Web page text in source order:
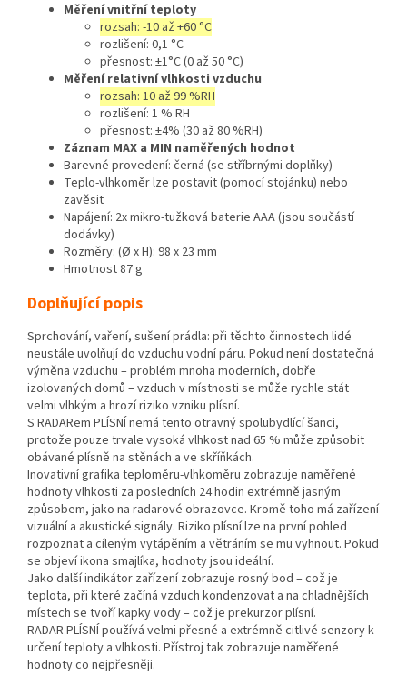
Měření vnitřní teploty
rozsah: -10 až +60 °C
rozlišení: 0,1 °C
přesnost: ±1°C (0 až 50 °C)
Měření relativní vlhkosti vzduchu
rozsah: 10 až 99 %RH
rozlišení: 1 % RH
přesnost: ±4% (30 až 80 %RH)
Záznam MAX a MIN naměřených hodnot
Barevné provedení: černá (se stříbrnými doplňky)
Teplo-vlhkoměr lze postavit (pomocí stojánku) nebo
zavěsit
Napájení: 2x mikro-tužková baterie AAA (jsou součástí
dodávky)
Rozměry: (Ø x H): 98 x 23 mm
Hmotnost 87 g
Doplňující popis
Sprchování, vaření, sušení prádla: při těchto činnostech lidé
neustále uvolňují do vzduchu vodní páru. Pokud není dostatečná
výměna vzduchu – problém mnoha moderních, dobře
izolovaných domů – vzduch v místnosti se může rychle stát
velmi vlhkým a hrozí riziko vzniku plísní.
S RADARem PLÍSNÍ nemá tento otravný spolubydlící šanci,
protože pouze trvale vysoká vlhkost nad 65 % může způsobit
obávané plísně na stěnách a ve skříňkách.
Inovativní grafika teploměru-vlhkoměru zobrazuje naměřené
hodnoty vlhkosti za posledních 24 hodin extrémně jasným
způsobem, jako na radarové obrazovce. Kromě toho má zařízení
vizuální a akustické signály. Riziko plísní lze na první pohled
rozpoznat a cíleným vytápěním a větráním se mu vyhnout. Pokud
se objeví ikona smajlíka, hodnoty jsou ideální.
Jako další indikátor zařízení zobrazuje rosný bod – což je
teplota, při které začíná vzduch kondenzovat a na chladnějších
místech se tvoří kapky vody – což je prekurzor plísní.
RADAR PLÍSNÍ používá velmi přesné a extrémně citlivé senzory k
určení teploty a vlhkosti. Přístroj tak zobrazuje naměřené
hodnoty co nejpřesněji.